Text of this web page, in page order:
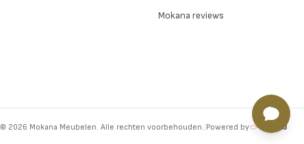
Mokana reviews
© 2026 Mokana Meubelen. Alle rechten voorbehouden. Powered by byte8